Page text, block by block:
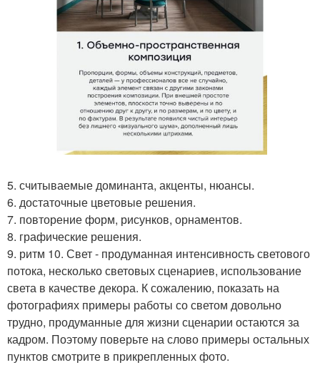
5. считываемые доминанта, акценты, нюансы.
6. достаточные цветовые решения.
7. повторение форм, рисунков, орнаментов.
8. графические решения.
9. ритм 10. Свет - продуманная интенсивность светового
потока, несколько световых сценариев, использование
света в качестве декора. К сожалению, показать на
фотографиях примеры работы со светом довольно
трудно, продуманные для жизни сценарии остаются за
кадром. Поэтому поверьте на слово примеры остальных
пунктов смотрите в прикрепленных фото.